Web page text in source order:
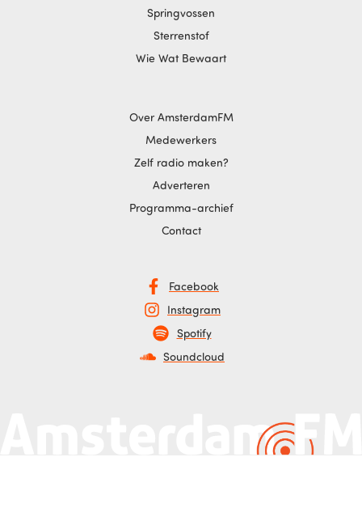
Springvossen
Sterrenstof
Wie Wat Bewaart
Over AmsterdamFM
Medewerkers
Zelf radio maken?
Adverteren
Programma-archief
Contact
Facebook
Instagram
Spotify
Soundcloud